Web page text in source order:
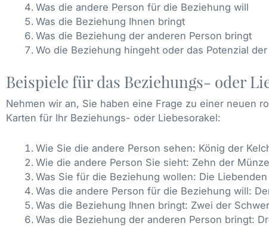
Was die andere Person für die Beziehung will
Was die Beziehung Ihnen bringt
Was die Beziehung der anderen Person bringt
Wo die Beziehung hingeht oder das Potenzial
Beispiele für das Beziehungs- oder
Nehmen wir an, Sie haben eine Frage zu einer neuen
Karten für Ihr Beziehungs- oder Liebesorakel:
Wie Sie die andere Person sehen: König der
Wie die andere Person Sie sieht: Zehn der
Was Sie für die Beziehung wollen: Die Liebenden
Was die andere Person für die Beziehung will:
Was die Beziehung Ihnen bringt: Zwei der
Was die Beziehung der anderen Person bringt: